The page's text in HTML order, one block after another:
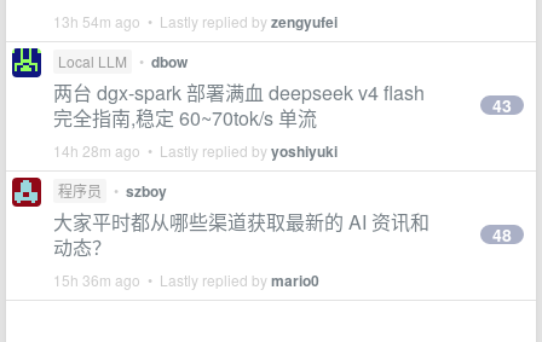
13h 54m ago • Lastly replied byzengyufei
Local LLM • dbow
两台 dgx-spark 部署满血 deepseek v4 flash
完全指南,稳定 60~70tok/s 单流
14h 28m ago • Lastly replied byyoshiyuki
43
程序员 • szboy
大家平时都从哪些渠道获取最新的 AI 资讯和
动态？
15h 36m ago • Lastly replied bymario0
48